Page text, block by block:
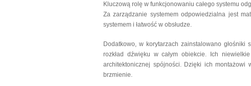
Kluczową rolę w funkcjonowaniu całego systemu
Za zarządzanie systemem odpowiedzialna jest
systemem i łatwość w obsłudze.
Dodatkowo, w korytarzach zainstalowano głośniki
rozkład dźwięku w całym obiekcie. Ich
architektonicznej spójności. Dzięki ich montażowi
brzmienie.